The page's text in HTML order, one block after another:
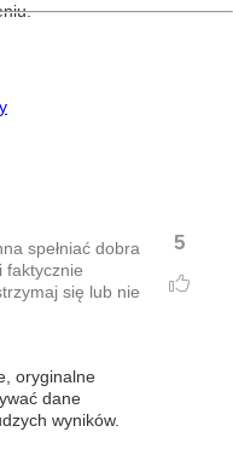
5
spełniać dobra
faktycznie
się lub nie
oryginalne
dane
wyników.